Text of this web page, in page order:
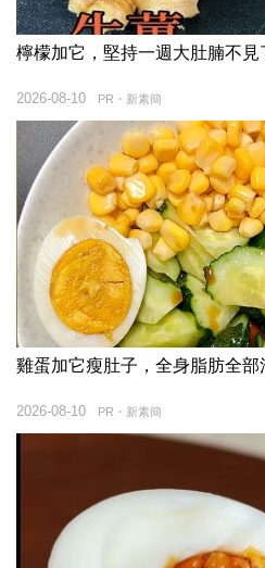
檸檬加它，堅持一週大肚腩不
PR・新素簡
2026-08-10
雞蛋加它瘦肚子，全身脂肪全
PR・新素簡
2026-08-10